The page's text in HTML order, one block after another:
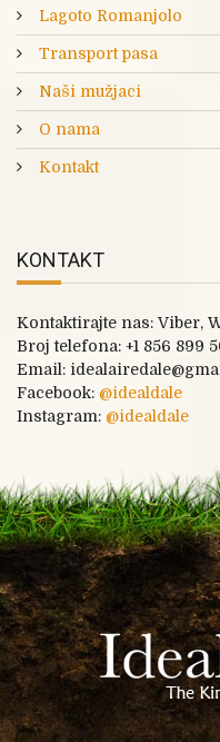
Lagoto Romanjolo
Transport pasa
Naši mužjaci
O nama
Kontakt
KONTAKT
Kontaktirajte nas: Viber,
Broj telefona: +1 856 899
Email:
Facebook: @idealdale
Instagram: @idealdale